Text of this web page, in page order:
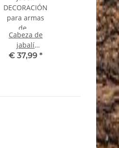
Cabeza de
jabalí
DECORACIÓN
- grande -
€ 37,99 *